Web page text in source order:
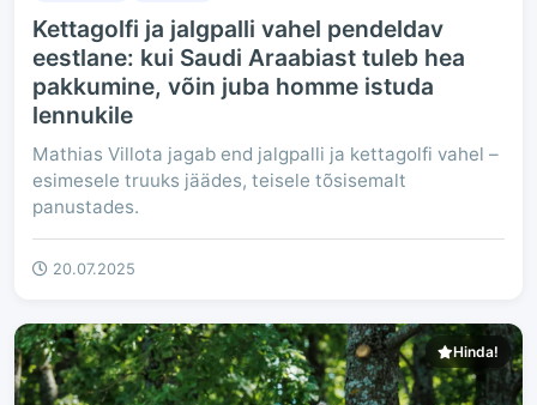
Kettagolfi ja jalgpalli vahel pendeldav
eestlane: kui Saudi Araabiast tuleb hea
pakkumine, võin juba homme istuda
lennukile
Mathias Villota jagab end jalgpalli ja kettagolfi vahel –
esimesele truuks jäädes, teisele tõsisemalt
panustades.
20.07.2025
Hinda!